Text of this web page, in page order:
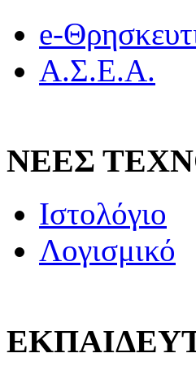
e-
Α.Σ.Ε.Α.
ΝΕΕΣ
Ιστολόγιο
Λογισμικό